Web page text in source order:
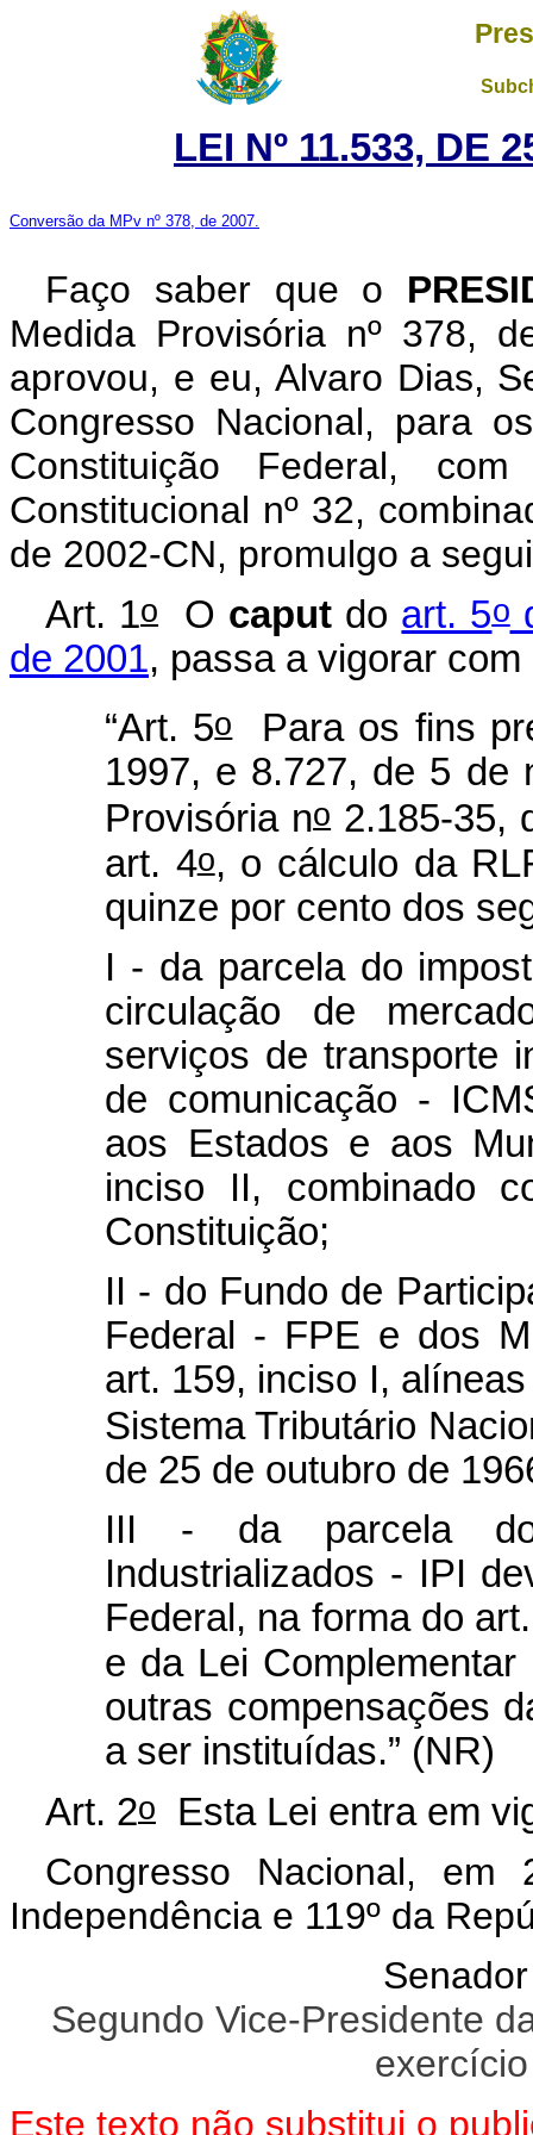
LEI Nº 11.533, DE
Conversão da MPv nº 378, de 2007.
Faço saber que o
Medida Provisória nº 378,
aprovou, e eu, Alvaro Dias,
Congresso Nacional, para
Constituição Federal,
Constitucional nº 32,
de 2002-CN, promulgo a
Art. 1o O caput do art. 5o
de 2001, passa a vigorar
“Art. 5oPara os fins
1997, e 8.727, de 5 de
Provisória no2.185-35,
art. 4o, o cálculo da
quinze por cento dos
I - da parcela do
circulação de
serviços de transporte
de comunicação -
aos Estados e aos
inciso II, combinado
Constituição;
II - do Fundo de
Federal - FPE e dos
art. 159, inciso I, alíneas
Sistema Tributário
de 25 de outubro de
III - da parcela do
Industrializados - IPI
Federal, na forma do
e da Lei Complementar
outras compensações
a ser instituídas.” (NR)
Art. 2o
Esta Lei entra em
Congresso Nacional,
Independência e 119º da
Segundo Vice-Presidente
Este texto não substitui o